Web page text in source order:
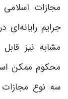
جرایم
مشابه نیز
محکوم ممکن
سه نوع مجازات